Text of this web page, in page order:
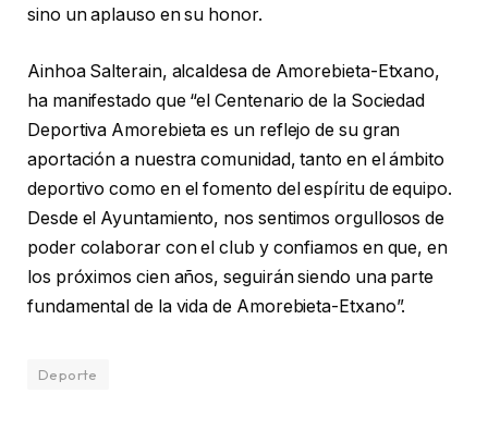
sino un aplauso en su honor.
Ainhoa Salterain, alcaldesa de Amorebieta-Etxano,
ha manifestado que “el Centenario de la Sociedad
Deportiva Amorebieta es un reflejo de su gran
aportación a nuestra comunidad, tanto en el ámbito
deportivo como en el fomento del espíritu de equipo.
Desde el Ayuntamiento, nos sentimos orgullosos de
poder colaborar con el club y confiamos en que, en
los próximos cien años, seguirán siendo una parte
fundamental de la vida de Amorebieta-Etxano”.
Deporte